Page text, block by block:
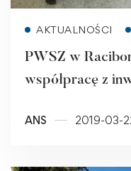
AKTUALNOŚCI
PWSZ w
współpracę z
ANS 2019-03-